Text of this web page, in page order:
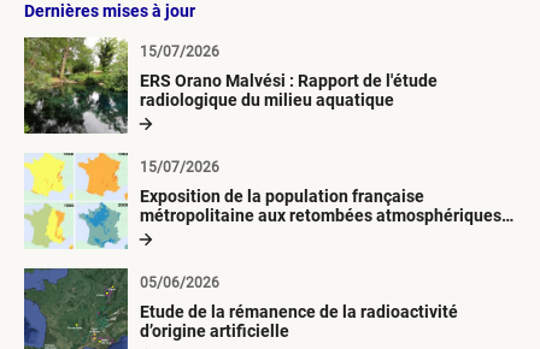
Dernières mises à jour
ERS Orano Malvési : Rapport de l'étude
radiologique du milieu aquatique
15/07/2026
Exposition de la population française
métropolitaine aux retombées atmosphériques
radioactives depuis 1945
15/07/2026
Etude de la rémanence de la radioactivité
d’origine artificielle
05/06/2026